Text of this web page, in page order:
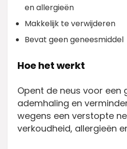
en allergieën
Makkelijk te verwijderen
Bevat geen geneesmiddel
Hoe het werkt
Opent de neus voor een
ademhaling en
wegens een verstopte
verkoudheid, allergieën